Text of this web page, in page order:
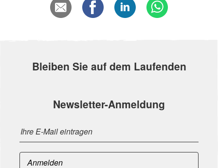
Bleiben Sie auf dem Laufenden
Newsletter-Anmeldung